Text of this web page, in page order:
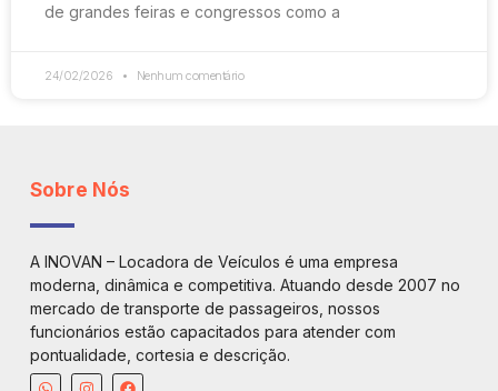
de grandes feiras e congressos como a
24/02/2026 Nenhum comentário
Sobre Nós
A INOVAN – Locadora de Veículos é uma empresa
moderna, dinâmica e competitiva. Atuando desde 2007 no
mercado de transporte de passageiros, nossos
funcionários estão capacitados para atender com
pontualidade, cortesia e descrição.